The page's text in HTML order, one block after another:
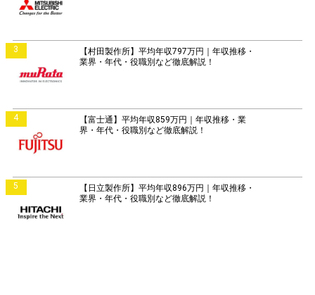
3
【村田製作所】平均年収797万円｜年収推移・
業界・年代・役職別など徹底解説！
4
【富士通】平均年収859万円｜年収推移・業
界・年代・役職別など徹底解説！
5
【日立製作所】平均年収896万円｜年収推移・
業界・年代・役職別など徹底解説！